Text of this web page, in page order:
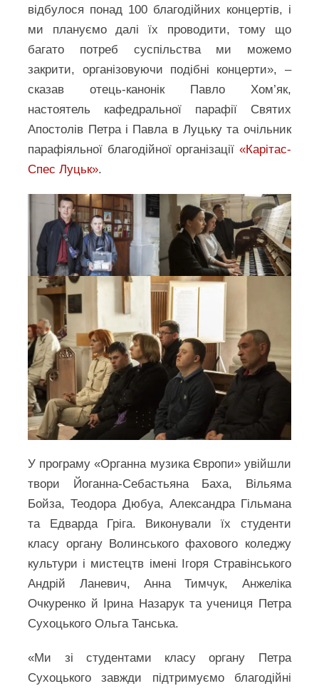
відбулося понад 100 благодійних концертів, і
ми плануємо далі їх проводити, тому що
багато потреб суспільства ми можемо
закрити, організовуючи подібні концерти», –
сказав отець-канонік Павло Хом’як,
настоятель кафедральної парафії Святих
Апостолів Петра і Павла в Луцьку та очільник
парафіяльної благодійної організації «Карітас-
Спес Луцьк».
У програму «Органна музика Європи» увійшли
твори Йоганна-Себастьяна Баха, Вільяма
Бойза, Теодора Дюбуа, Александра Гільмана
та Едварда Гріга. Виконували їх студенти
класу органу Волинського фахового коледжу
культури і мистецтв імені Ігоря Стравінського
Андрій Ланевич, Анна Тимчук, Анжеліка
Очкуренко й Ірина Назарук та учениця Петра
Сухоцького Ольга Танська.
«Ми зі студентами класу органу Петра
Сухоцького завжди підтримуємо благодійні